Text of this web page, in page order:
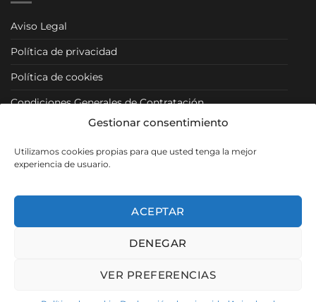
Gestionar consentimiento
Utilizamos cookies propias para que usted tenga la mejor
experiencia de usuario.
ACEPTAR
DENEGAR
VER PREFERENCIAS
Aviso Legal
Política de privacidad
Política de cookies
Condiciones Generales de Contratación
Condiciones Particulares
Política de Venta y Cancelación/Devolución
Visa PayPal MasterCard